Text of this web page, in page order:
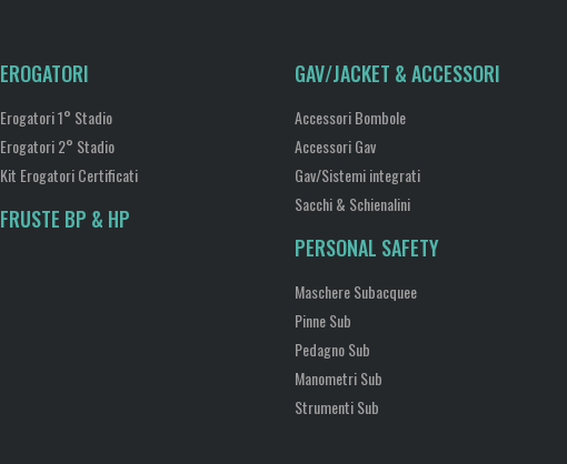
EROGATORI
Erogatori 1° Stadio
Erogatori 2° Stadio
Kit Erogatori Certificati
FRUSTE BP & HP
GAV/JACKET & ACCESSORI
Accessori Bombole
Accessori Gav
Gav/Sistemi integrati
Sacchi & Schienalini
PERSONAL SAFETY
Maschere Subacquee
Pinne Sub
Pedagno Sub
Manometri Sub
Strumenti Sub